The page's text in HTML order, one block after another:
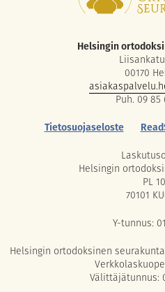
Helsingin
Liisankatu
00170
Puh. 09 85
Tietosuojaseloste
Helsingin
PL
70101
Y-tunnus:
Helsingin ortodoksinen
Välittäjätunnus: